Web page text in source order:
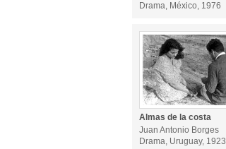
Drama, México, 1976
Almas de la costa
Juan Antonio Borges
Drama, Uruguay, 1923